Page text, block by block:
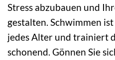
Stress abzubauen und
gestalten. Schwimmen
jedes Alter und trainiert
schonend. Gönnen Sie